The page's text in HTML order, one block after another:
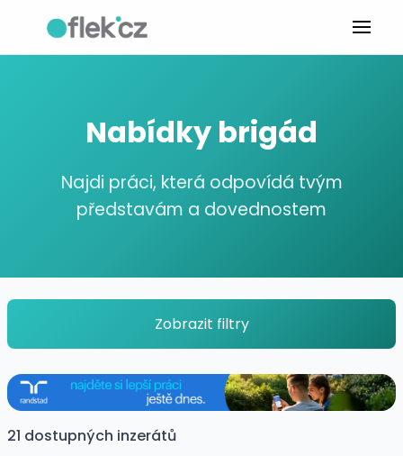
Nabídky brigád
Najdi práci, která odpovídá tvým
představám a dovednostem
Zobrazit filtry
21 dostupných inzerátů